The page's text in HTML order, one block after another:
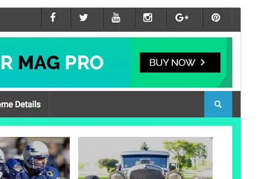
Vista previa Descarga
SuperMag.
Versión
4.0.0
Última actualización
Xullo 16, 2026
Instalacións activas
200+
Versión de WordPress
6.6
Versión de PHP
7.4
Páxina de inicio do tema